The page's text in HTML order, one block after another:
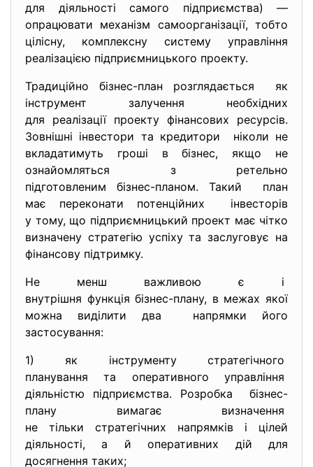
для діяльності самого підприємства) —
опрацювати механізм самоорганізації, тобто
цілісну, комплексну систему управління
реалізацією підприємницького проекту.
Традиційно бізнес-план розглядається як
інструмент залучення необхідних
для реалізації проекту фінансових ресурсів.
Зовнішні інвестори та кредитори ніколи не
вкладатимуть гроші в бізнес, якщо не
ознайомляться з ретельно
підготовленим бізнес-планом. Такий план
має переконати потенційних інвесторів
у тому, що підприємницький проект має чітко
визначену стратегію успіху та заслуговує на
фінансову підтримку.
Не менш важливою є і
внутрішня функція бізнес-плану, в межах якої
можна виділити два напрямки його
застосування:
1) як інструменту стратегічного
планування та оперативного управління
діяльністю підприємства. Розробка бізнес-
плану вимагає визначення
не тільки стратегічних напрямків і цілей
діяльності, а й оперативних дій для
досягнення таких;